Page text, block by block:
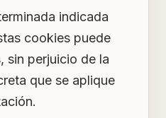
indicada
cookies puede
sin perjuicio de la
que se aplique